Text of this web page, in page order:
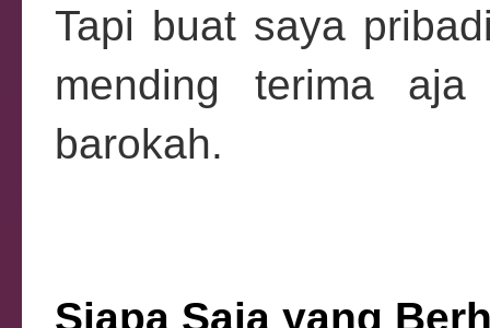
Tapi buat saya
mending terima
barokah.
Siapa Saja yang